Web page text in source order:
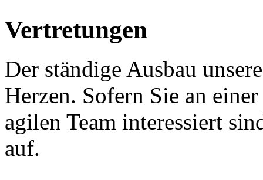
Vertretungen
Der ständige Ausbau
Herzen. Sofern Sie an
agilen Team interessiert
auf.